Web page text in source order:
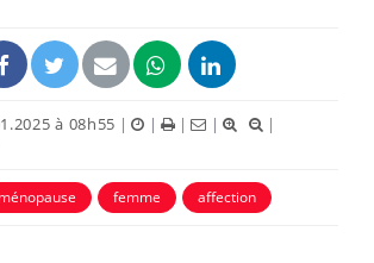
à 08h55 | | | |
|
ménopause femme affection